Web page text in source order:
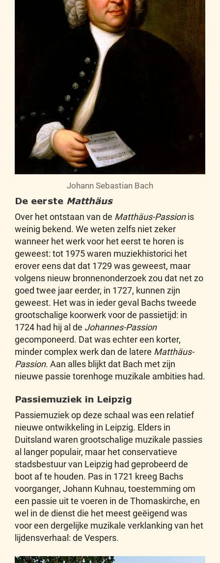
Johann Sebastian Bach
De eerste Matthäus
Over het ontstaan van de Matthäus-Passionis
weinig bekend. We weten zelfs niet zeker
wanneer het werk voor het eerst te horen is
geweest: tot 1975 waren muziekhistorici het
erover eens dat dat 1729 was geweest, maar
volgens nieuw bronnenonderzoek zou dat net zo
goed twee jaar eerder, in 1727, kunnen zijn
geweest. Het was in ieder geval Bachs tweede
grootschalige koorwerk voor de passietijd: in
1724 had hij al de Johannes-Passion
gecomponeerd. Dat was echter een korter,
minder complex werk dan de latere Matthäus-
Passion. Aan alles blijkt dat Bach met zijn
nieuwe passie torenhoge muzikale ambities had.
Passiemuziek in Leipzig
Passiemuziek op deze schaal was een relatief
nieuwe ontwikkeling in Leipzig. Elders in
Duitsland waren grootschalige muzikale passies
al langer populair, maar het conservatieve
stadsbestuur van Leipzig had geprobeerd de
boot af te houden. Pas in 1721 kreeg Bachs
voorganger, Johann Kuhnau, toestemming om
een passie uit te voeren in de Thomaskirche, en
wel in de dienst die het meest geëigend was
voor een dergelijke muzikale verklanking van het
lijdensverhaal: de Vespers.